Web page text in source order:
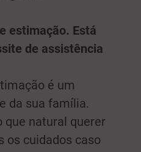
estimação. Está
de assistência
é um
da sua família.
que natural querer
os cuidados caso